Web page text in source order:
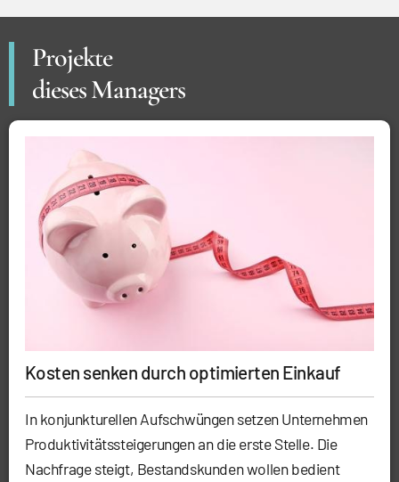
Projekte
dieses Managers
Kosten senken durch optimierten Einkauf
In konjunkturellen Aufschwüngen setzen Unternehmen
Produktivitätssteigerungen an die erste Stelle. Die
Nachfrage steigt, Bestandskunden wollen bedient